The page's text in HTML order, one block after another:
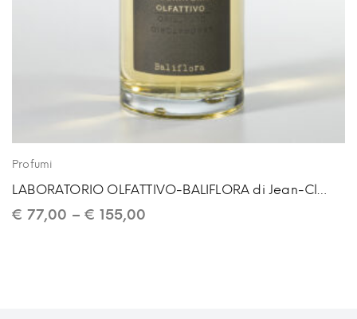
Profumi
LABORATORIO OLFATTIVO-BALIFLORA di Jean-Claude Ellena
€ 77,00 –€ 155,00